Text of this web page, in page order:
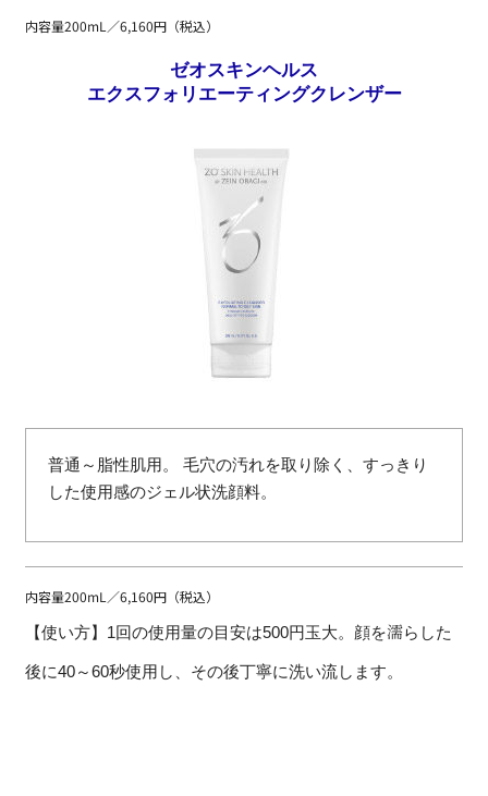
内容量200mL／6,160円（税込）
ゼオスキンヘルス
エクスフォリエーティングクレンザー
普通～脂性肌用。 毛穴の汚れを取り除く、すっきり
した使用感のジェル状洗顔料。
内容量200mL／6,160円（税込）
【使い方】1回の使用量の目安は500円玉大。顔を濡らした
後に40～60秒使用し、その後丁寧に洗い流します。